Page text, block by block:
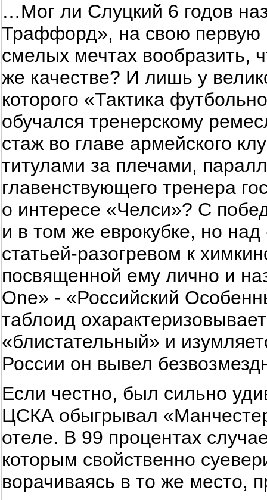
…Мог ли Слуцкий 6 годов
Траффорд», на свою первую
смелых мечтах вообразить,
же качестве? И лишь у
которого «Тактика
обучался тренерскому
стаж во главе армейского
титулами за плечами,
главенствующего тренера
о интересе «Челси»? С
и в том же еврокубке, но
статьей-разогревом к
посвященной ему лично и
One» - «Российский
таблоид
«блистательный» и
России он вывел
Если честно, был сильно
ЦСКА обыгрывал
отеле. В 99 процентах
которым свойственно
ворачиваясь в то же место,